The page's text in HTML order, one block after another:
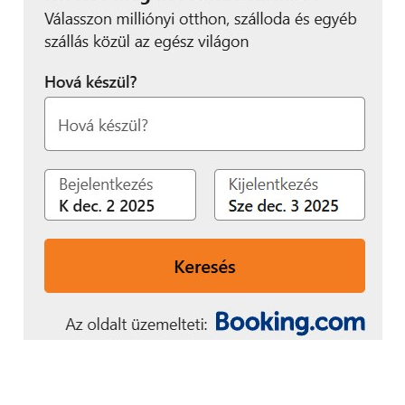
A pozitív visszajelzéseket mi sem bizonyítja
jobban, minthogy a World Robot Olympiad
nemzetközi szervezete megválasztotta Szögi
Zoltánt a Tanácsadó Testület tagjának a
közép-európai kiterjesztésben végzett
munkájáért és a világdöntő sikeres
szervezéséért.
A kiterjesztés 11 célországa: Lettország,
Litvánia, Lengyelország, Csehország,
Szlovénia, Bosznia-Hercegovina,
Montenegró, Grúzia, Szerbia, Horvátország,
nem csak
szponzoroké is, akik nélkül nem valósult